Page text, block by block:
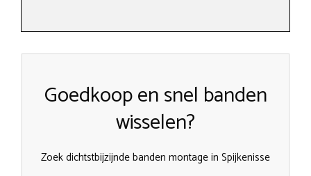
Goedkoop en snel banden
wisselen?
Zoek dichtstbijzijnde banden montage in Spijkenisse